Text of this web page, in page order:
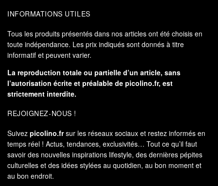
INFORMATIONS UTILES
Tous les produits présentés dans nos articles ont été choisis en
toute indépendance. Les prix indiqués sont donnés à titre
informatif et peuvent varier.
La reproduction totale ou partielle d’un article, sans
l’autorisation écrite et préalable de picolino.fr, est
strictement interdite.
REJOIGNEZ-NOUS !
Suivez picolino.frsur les réseaux sociaux et restez informés en
temps réel ! Actus, tendances, exclusivités… Tout ce qu’il faut
savoir des nouvelles inspirations lifestyle, des dernières pépites
culturelles et des idées stylées au quotidien, au bon moment et
au bon endroit.